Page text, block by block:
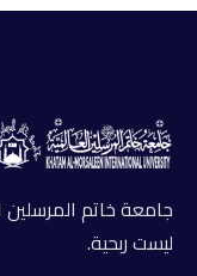
جامعة خاتم
ليست ربحية.